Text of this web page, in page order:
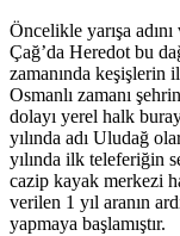
Öncelikle yarışa
Çağ’da Heredot bu
zamanında keşişlerin
Osmanlı zamanı
dolayı yerel halk
yılında adı Uludağ
yılında ilk teleferiğin
cazip kayak merkezi
verilen 1 yıl aranın
yapmaya başlamıştır.